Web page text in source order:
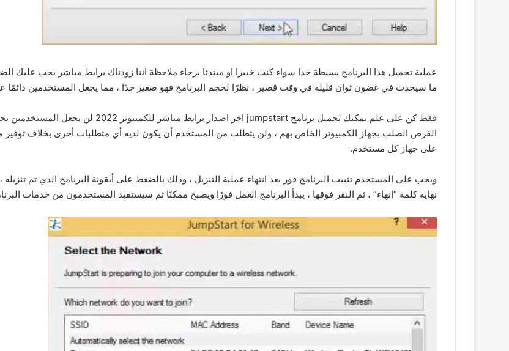
عملية تحميل هذا البرنامج بسيطة جدا سواء كنت خبيرا او مبتدئا برجاء ملاحظة اننا زودناك برابط مباشر يجب عليك
ما سيحدث في غضون ثوان قليلة في وقت قصير ، نظرًا لحجم البرنامج فهو صغير جدًا ، مما يجعل المستخدمين دائمًا
على جهاز كل مستخدم.
ويجب على المستخدم تثبيت البرنامج فور بعد انتهاء عملية التنزيل ، وذلك بالضغط على أيقونة البرنامج الذي تم
نهاية كلمة “إنهاء” ، ثم النقر فوقها ، يبدأ البرنامج العمل فورًا ويصبح ممكنًا ثم سيستفيد المستخدمون من خدمات